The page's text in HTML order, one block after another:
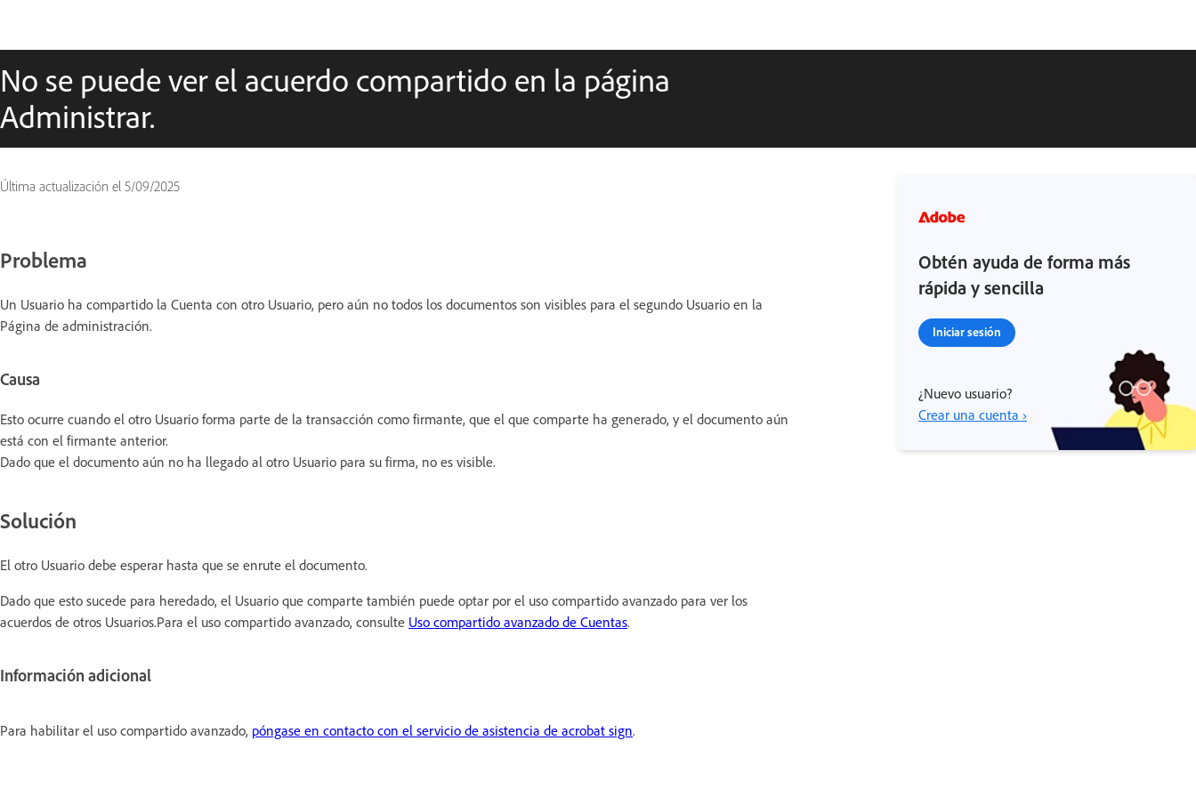
No se puede ver el acuerdo compartido en la página
Administrar.
Última actualización el 5/09/2025
Problema
Un Usuario ha compartido la Cuenta con otro Usuario, pero aún no todos los documentos son visibles para el segundo Usuario en la
Página de administración.
Causa
Esto ocurre cuando el otro Usuario forma parte de la transacción como firmante, que el que comparte ha generado, y el documento aún
está con el firmante anterior.
Dado que el documento aún no ha llegado al otro Usuario para su firma, no es visible.
Solución
El otro Usuario debe esperar hasta que se enrute el documento.
Dado que esto sucede para heredado, el Usuario que comparte también puede optar por el uso compartido avanzado para ver los
acuerdos de otros Usuarios.Para el uso compartido avanzado, consulte Uso compartido avanzado de Cuentas.
Información adicional
Para habilitar el uso compartido avanzado, póngase en contacto con el servicio de asistencia de acrobat sign.
Obtén ayuda de forma más
rápida y sencilla
Iniciar sesión
¿Nuevo usuario?
Crear una cuenta ›